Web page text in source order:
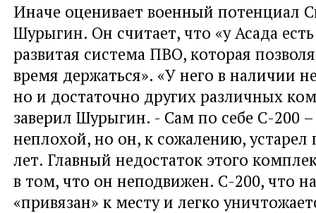
Иначе оценивает военный потенциал
Шурыгин. Он считает, что «у Асада
развитая система ПВО, которая
время держаться». «У него в наличии
но и достаточно других различных
заверил Шурыгин. - Сам по себе С-200
неплохой, но он, к сожалению,
лет. Главный недостаток этого
в том, что он неподвижен. С-200, что
«привязан» к месту и легко